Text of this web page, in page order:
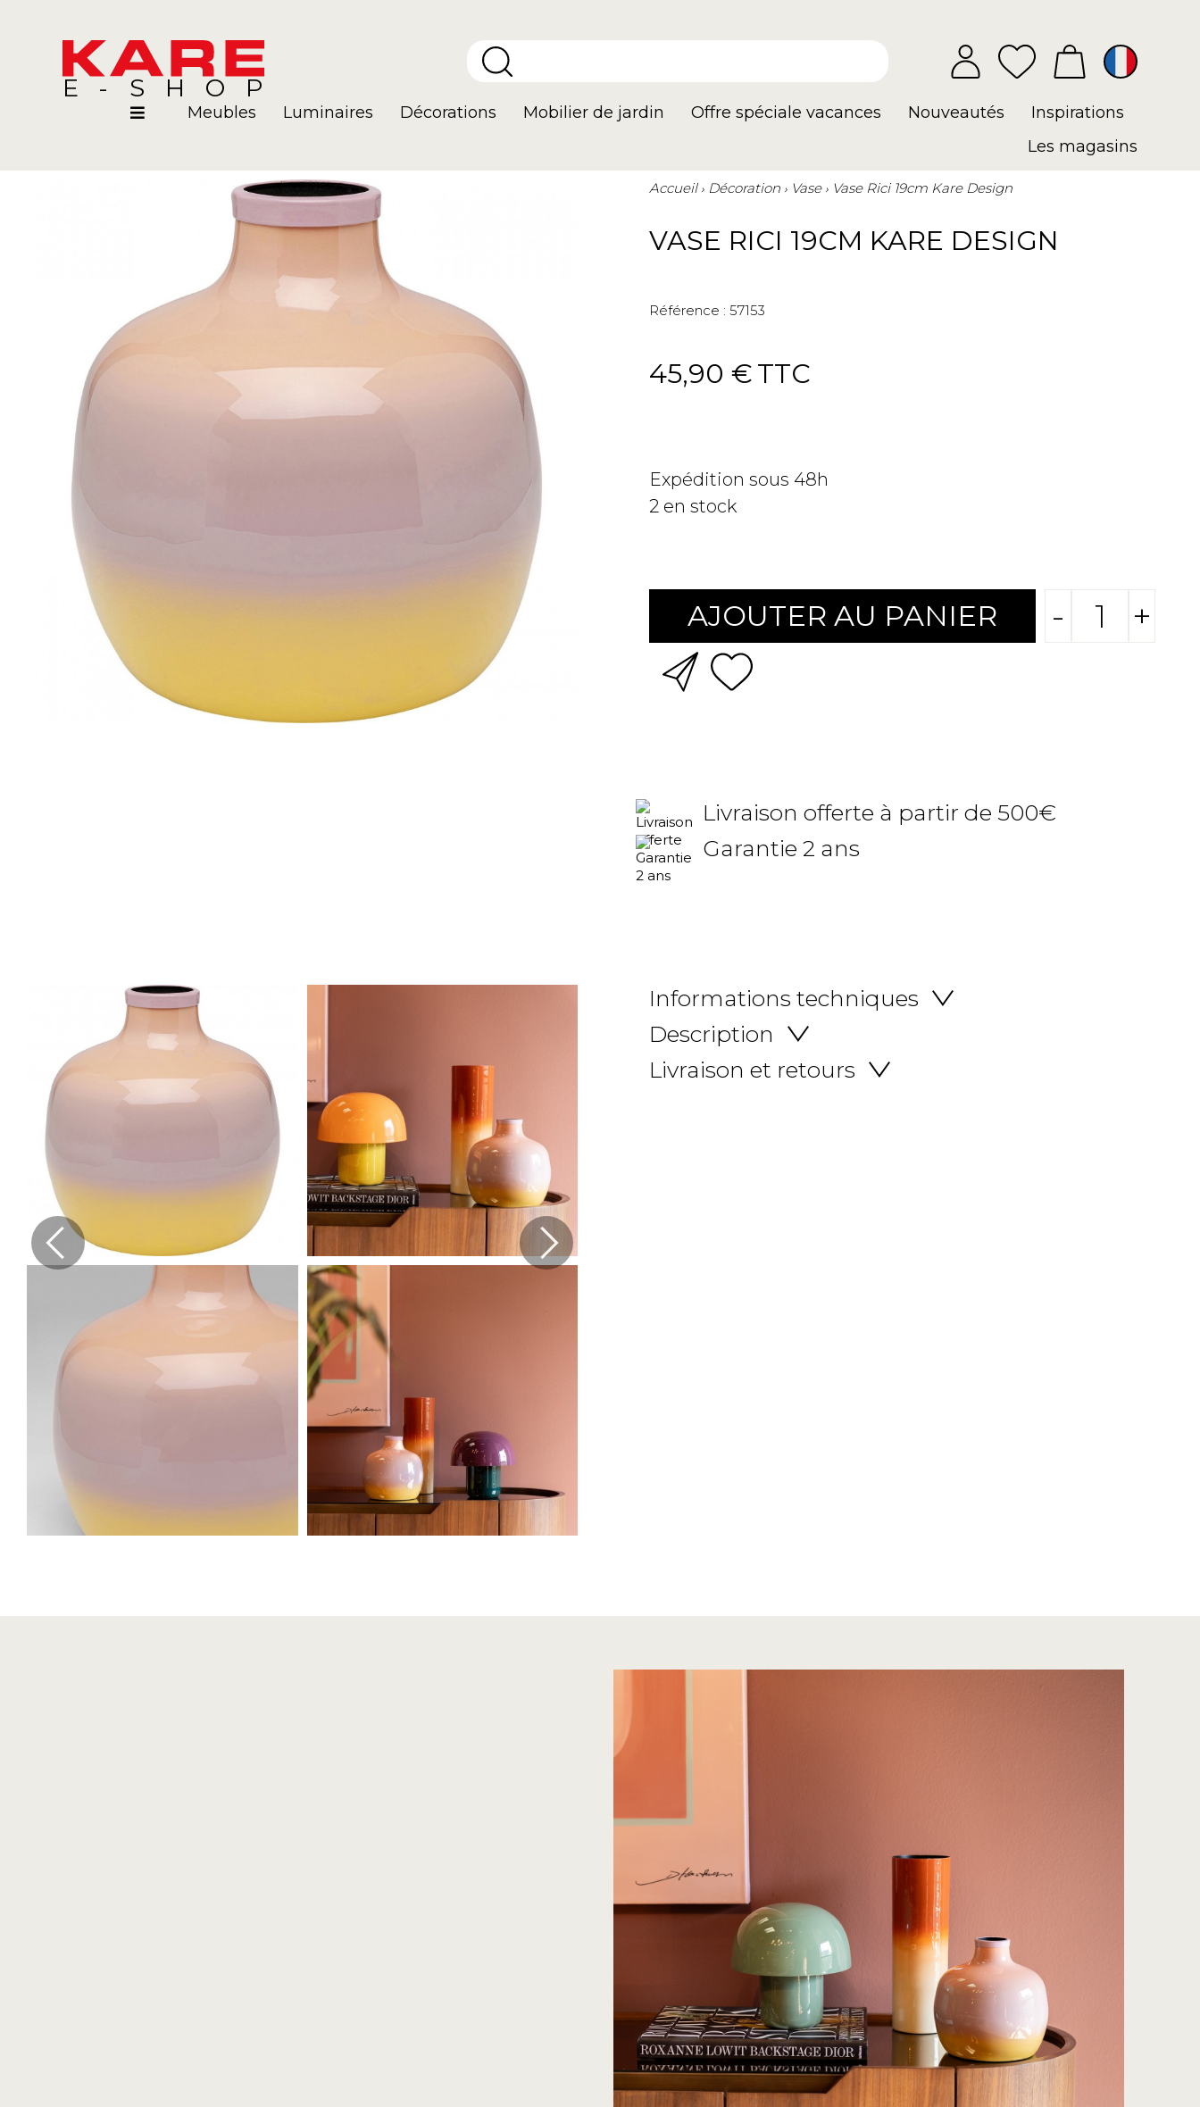
E-SHOP
Meubles Luminaires Décorations Mobilier de jardin Offre spéciale vacances Nouveautés
Inspirations
Les magasins
Accueil Décoration Vase Vase Rici 19cm Kare Design
VASE RICI 19CM KARE DESIGN
Référence : 57153
45,90 €TTC
Expédition sous 48h
2 en stock
AJOUTER AU PANIER - +
Livraison offerte à partir de 500€
Garantie 2 ans
Informations techniques
Description
Livraison et retours